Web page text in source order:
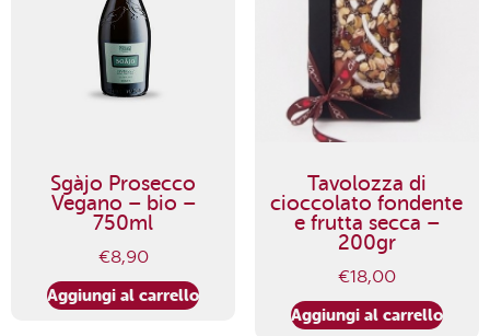
Sgàjo Prosecco
Vegano – bio –
750ml
€8,90
Aggiungi al carrello
Tavolozza di
cioccolato fondente
e frutta secca –
200gr
€18,00
Aggiungi al carrello